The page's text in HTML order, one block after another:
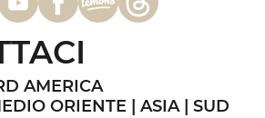
AMERICA
ORIENTE | ASIA | SUD